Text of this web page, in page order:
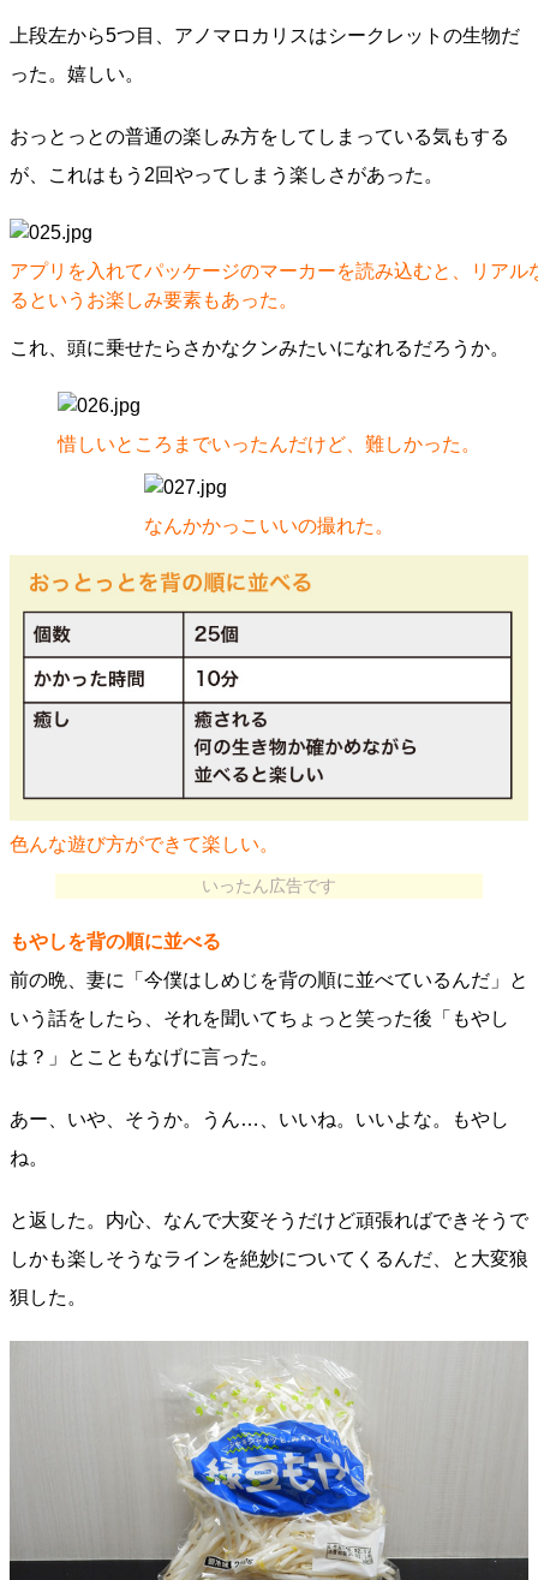
上段左から5つ目、アノマロカリスはシークレットの生物だ
った。嬉しい。
おっとっとの普通の楽しみ方をしてしまっている気もする
が、これはもう2回やってしまう楽しさがあった。
アプリを入れてパッケージのマーカーを読み込むと、リアル
るというお楽しみ要素もあった。
これ、頭に乗せたらさかなクンみたいになれるだろうか。
惜しいところまでいったんだけど、難しかった。
なんかかっこいいの撮れた。
色んな遊び方ができて楽しい。
いったん広告です
もやしを背の順に並べる
前の晩、妻に「今僕はしめじを背の順に並べているんだ」と
いう話をしたら、それを聞いてちょっと笑った後「もやし
は？」とこともなげに言った。
あー、いや、そうか。うん…、いいね。いいよな。もやし
ね。
と返した。内心、なんで大変そうだけど頑張ればできそうで
しかも楽しそうなラインを絶妙についてくるんだ、と大変狼
狽した。